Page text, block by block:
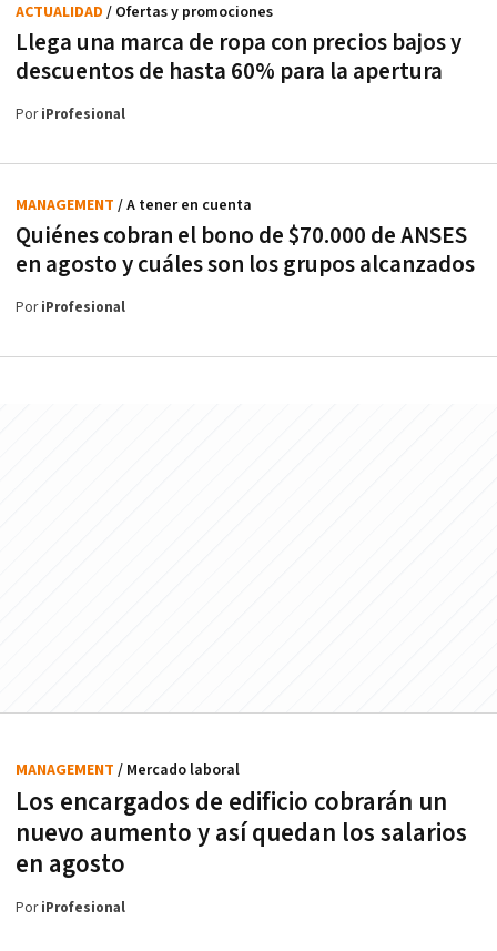
Llega una marca de ropa con precios bajos y
descuentos de hasta 60% para la apertura
ACTUALIDAD / Ofertas y promociones
PoriProfesional
Quiénes cobran el bono de $70.000 de ANSES
en agosto y cuáles son los grupos alcanzados
MANAGEMENT / A tener en cuenta
PoriProfesional
Los encargados de edificio cobrarán un
nuevo aumento y así quedan los salarios
en agosto
MANAGEMENT / Mercado laboral
PoriProfesional